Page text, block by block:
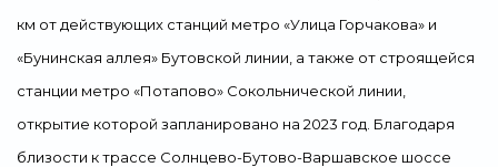
км от действующих станций метро «Улица Горчакова» и
«Бунинская аллея» Бутовской линии, а также от строящейся
станции метро «Потапово» Сокольнической линии,
открытие которой запланировано на 2023 год. Благодаря
близости к трассе Солнцево-Бутово-Варшавское шоссе